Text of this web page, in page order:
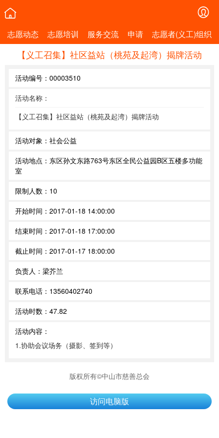
志愿动态 志愿培训 服务交流 申请 志愿者(义工)组织
【义工召集】社区益站（桃苑及起湾）揭牌活动
活动编号： 00003510
活动名称：
【义工召集】社区益站（桃苑及起湾）揭牌活动
活动对象： 社会公益
活动地点： 东区孙文东路763号东区全民公益园B区五楼多功能
室
限制人数： 10
开始时间： 2017-01-18 14:00:00
结束时间： 2017-01-18 17:00:00
截止时间： 2017-01-17 18:00:00
负责人： 梁芥兰
联系电话： 13560402740
活动时数： 47.82
活动内容：
1.协助会议场务（摄影、签到等）
版权所有©中山市慈善总会
访问电脑版